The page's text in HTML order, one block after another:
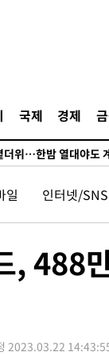
국제 경제
위' 결론냈던 스포츠
는 단거리탄도미사
서비스 장애 발생…"
위…한밤 열대야도
측 배경엔 美의 대한
' 축구협회…초유의
추가 압수수색…내
일 인터넷/SNS
, 488
2023.03.22